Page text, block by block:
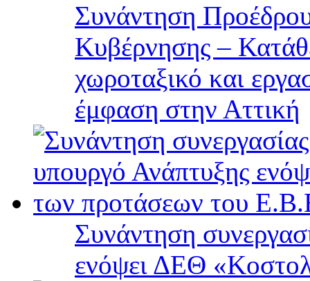
Συνάντηση
Κυβέρνησης –
χωροταξικό και
έμφαση στην Αττική
Συνάντηση
ενόψει ΔΕΘ